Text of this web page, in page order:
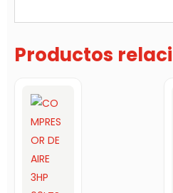
Productos